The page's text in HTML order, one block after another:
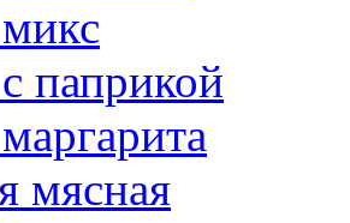
паприкой
мясная